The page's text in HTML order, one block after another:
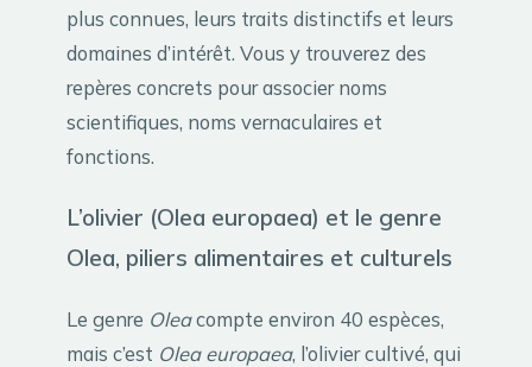
plus connues, leurs traits distinctifs et leurs
domaines d’intérêt. Vous y trouverez des
repères concrets pour associer noms
scientifiques, noms vernaculaires et
fonctions.
L’olivier (Olea europaea) et le genre
Olea, piliers alimentaires et culturels
Le genre Oleacompte environ 40 espèces,
mais c’est Olea europaea, l’olivier cultivé, qui